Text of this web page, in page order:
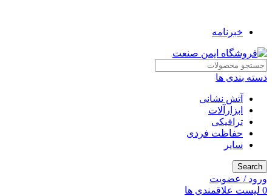
خبرنامه
دسته بندی ها
آتش نشانی
ابزارآلات
ترافیکی
حفاظت فردی
سایر
Search
ورود / عضویت
0 لیست علاقمندی ها